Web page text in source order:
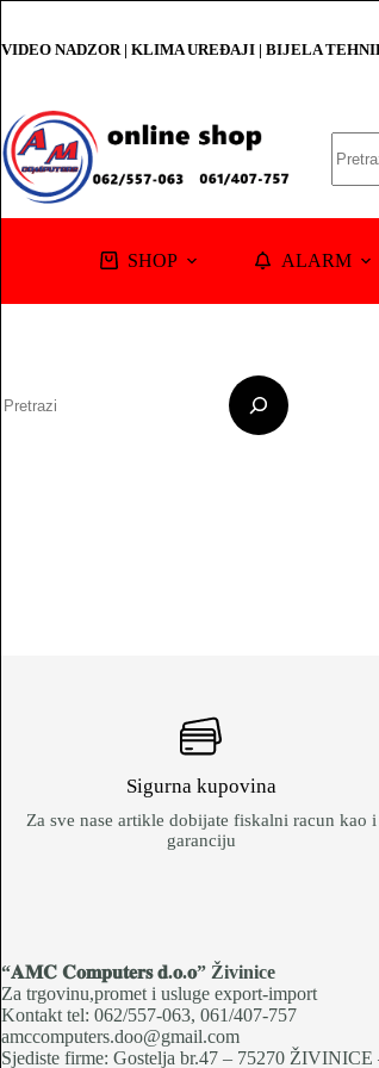
content
VIDEO NADZOR | KLIMA UREĐAJI | BIJELA
results
SHOP ALARM
Sigurna kupovina
Za sve nase artikle dobijate fiskalni racun kao i
garanciju
“𝐀𝐌𝐂 𝐂𝐨𝐦𝐩𝐮𝐭𝐞𝐫𝐬 𝐝.𝐨.𝐨” Živinice
Za trgovinu,promet i usluge export-import
Kontakt tel: 062/557-063, 061/407-757
amccomputers.doo@gmail.com
Sjediste firme: Gostelja br.47 – 75270 ŽIVINICE